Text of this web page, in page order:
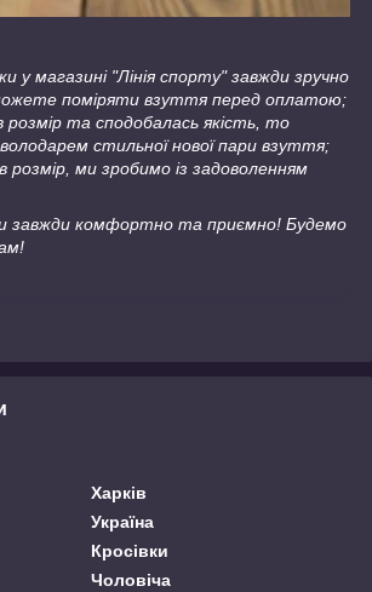
у магазині "Лінія спорту" завжди зручно
поміряти взуття перед оплатою;
розмір та сподобалась якість, то
стильної нової пари взуття;
розмір, ми зробимо із задоволенням
завжди комфортно та приємно! Будемо
Харків
Україна
Кросівки
Чоловіча